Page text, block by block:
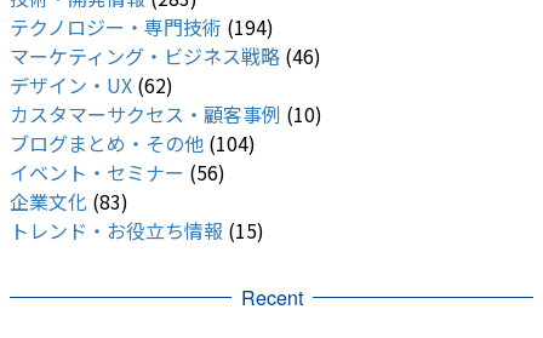
テクノロジー・専門技術 (194)
マーケティング・ビジネス戦略 (46)
デザイン・UX (62)
カスタマーサクセス・顧客事例 (10)
ブログまとめ・その他 (104)
イベント・セミナー (56)
企業文化 (83)
トレンド・お役立ち情報 (15)
Recent